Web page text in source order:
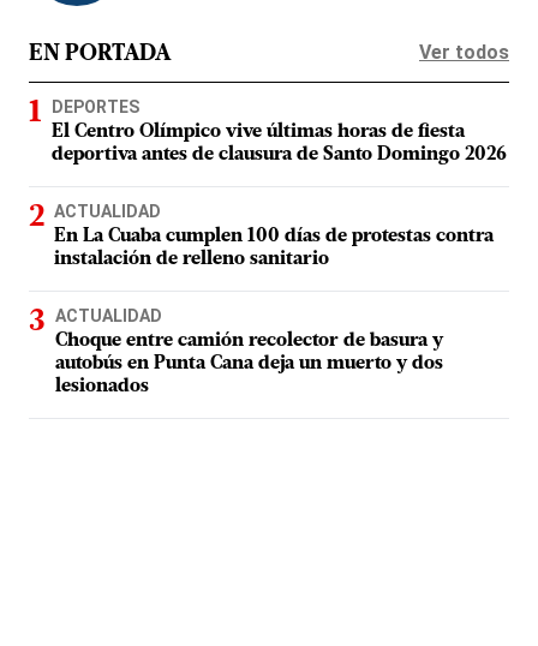
EN PORTADA Ver todos
DEPORTES
El Centro Olímpico vive últimas horas de fiesta
deportiva antes de clausura de Santo Domingo 2026
ACTUALIDAD
En La Cuaba cumplen 100 días de protestas contra
instalación de relleno sanitario
ACTUALIDAD
Choque entre camión recolector de basura y
autobús en Punta Cana deja un muerto y dos
lesionados